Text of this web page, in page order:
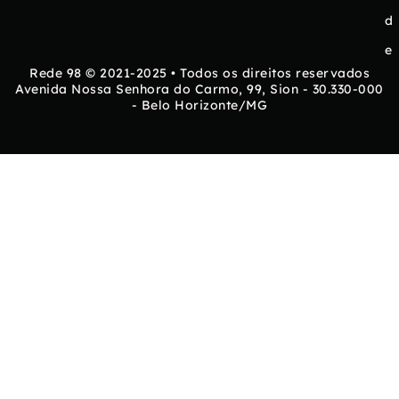
d
e
Rede 98 © 2021-2025 • Todos os direitos reservados
Avenida Nossa Senhora do Carmo, 99, Sion - 30.330-000
- Belo Horizonte/MG